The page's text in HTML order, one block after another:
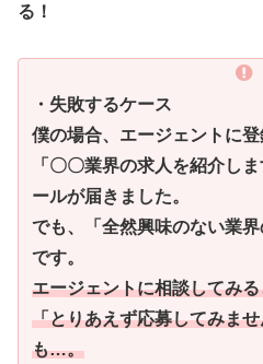
る！
・失敗するケース
僕の場合、エージェントに
「〇〇業界の求人を紹介し
ールが届きました。
でも、「全然興味のない業
です。
エージェントに相談してみ
「とりあえず応募してみま
も…。